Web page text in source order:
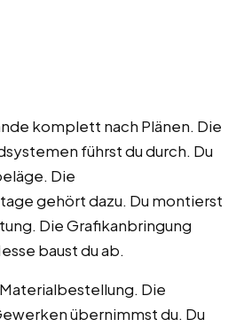
komplett nach Plänen. Die
führst du durch. Du
Die
gehört dazu. Du montierst
Die Grafikanbringung
baust du ab.
Die
übernimmst du. Du